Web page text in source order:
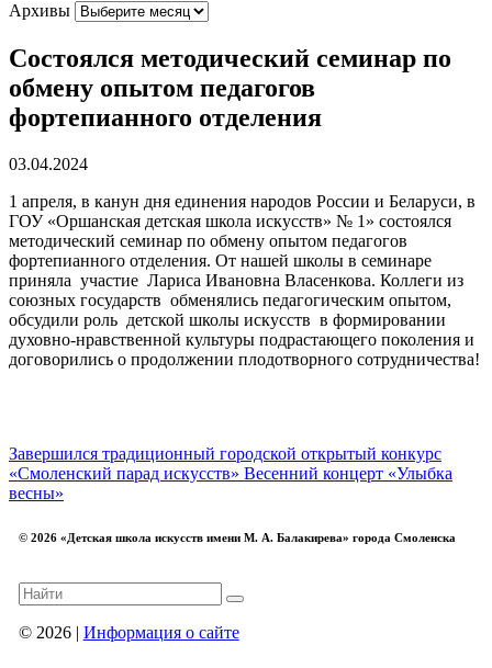
Архивы
Состоялся методический семинар по
обмену опытом педагогов
фортепианного отделения
03.04.2024
1 апреля, в канун дня единения народов России и Беларуси, в
ГОУ «Оршанская детская школа искусств» № 1» состоялся
методический семинар по обмену опытом педагогов
фортепианного отделения. От нашей школы в семинаре
приняла участие Лариса Ивановна Власенкова. Коллеги из
союзных государств обменялись педагогическим опытом,
обсудили роль детской школы искусств в формировании
духовно-нравственной культуры подрастающего поколения и
договорились о продолжении плодотворного сотрудничества!
Завершился традиционный городской открытый конкурс
«Смоленский парад искусств» Весенний концерт «Улыбка
весны»
© 2026 «Детская школа искусств имени М. А. Балакирева» города Смоленска
© 2026 | Информация о сайте